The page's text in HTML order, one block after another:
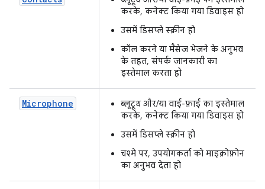
करके, कनेक्ट किया गया डिवाइस हो
उसमें डिसप्ले स्क्रीन हो
कॉल करने या मैसेज भेजने के अनुभव
के तहत, संपर्क जानकारी का
इस्तेमाल करता हो
Microphone
ब्लूटूथ और/या वाई-फ़ाई का इस्तेमाल
करके, कनेक्ट किया गया डिवाइस हो
उसमें डिसप्ले स्क्रीन हो
चश्मे पर, उपयोगकर्ता को माइक्रोफ़ोन
का अनुभव देता हो